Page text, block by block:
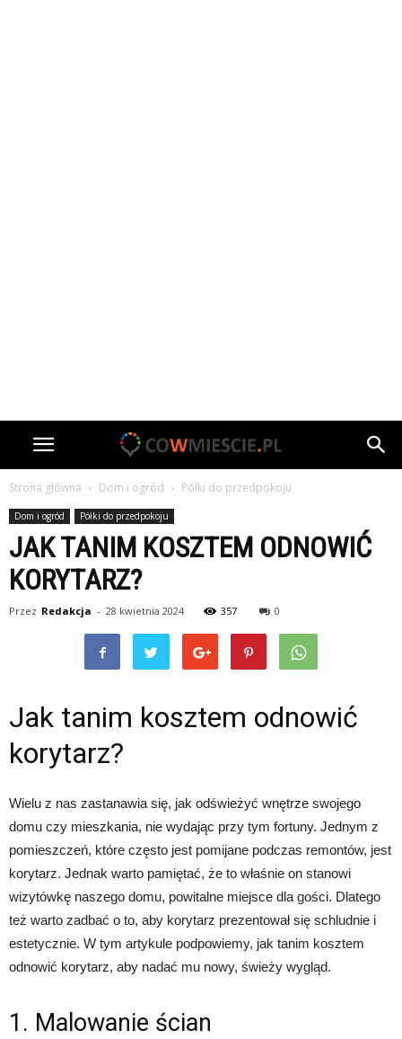
Strona główna Dom i ogród Półki do przedpokoju
Dom i ogród Półki do przedpokoju
JAK TANIM KOSZTEM ODNOWIĆ
KORYTARZ?
Przez Redakcja - 28 kwietnia 2024 357 0
Jak tanim kosztem odnowić
korytarz?
Wielu z nas zastanawia się, jak odświeżyć wnętrze swojego
domu czy mieszkania, nie wydając przy tym fortuny. Jednym z
pomieszczeń, które często jest pomijane podczas remontów, jest
korytarz. Jednak warto pamiętać, że to właśnie on stanowi
wizytówkę naszego domu, powitalne miejsce dla gości. Dlatego
też warto zadbać o to, aby korytarz prezentował się schludnie i
estetycznie. W tym artykule podpowiemy, jak tanim kosztem
odnowić korytarz, aby nadać mu nowy, świeży wygląd.
1. Malowanie ścian